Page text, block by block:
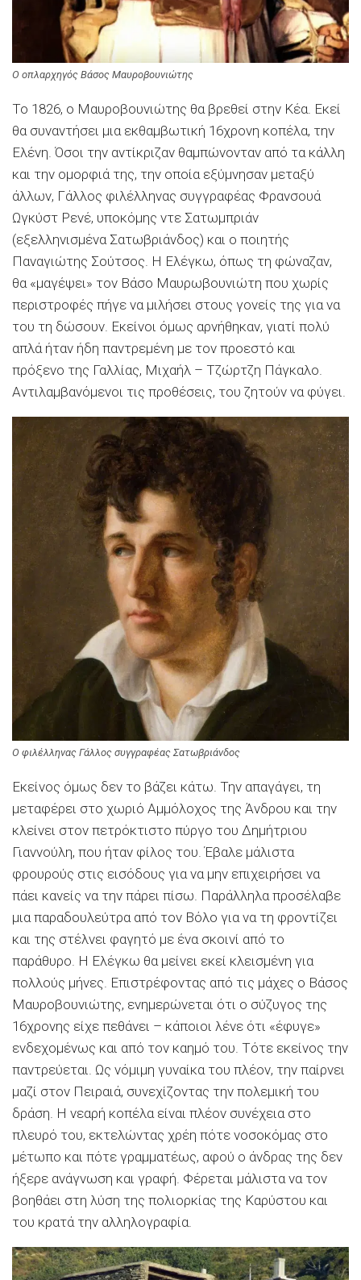
Ο οπλαρχηγός Βάσος Μαυροβουνιώτης
Το 1826, ο Μαυροβουνιώτης θα βρεθεί στην Κέα. Εκεί
θα συναντήσει μια εκθαμβωτική 16χρονη κοπέλα, την
Ελένη. Όσοι την αντίκριζαν θαμπώνονταν από τα κάλλη
και την ομορφιά της, την οποία εξύμνησαν μεταξύ
άλλων, Γάλλος φιλέλληνας συγγραφέας Φρανσουά
Ωγκύστ Ρενέ, υποκόμης ντε Σατωμπριάν
(εξελληνισμένα Σατωβριάνδος) και ο ποιητής
Παναγιώτης Σούτσος. Η Ελέγκω, όπως τη φώναζαν,
θα «μαγέψει» τον Βάσο Μαυρωβουνιώτη που χωρίς
περιστροφές πήγε να μιλήσει στους γονείς της για να
του τη δώσουν. Εκείνοι όμως αρνήθηκαν, γιατί πολύ
απλά ήταν ήδη παντρεμένη με τον προεστό και
πρόξενο της Γαλλίας, Μιχαήλ – Τζώρτζη Πάγκαλο.
Αντιλαμβανόμενοι τις προθέσεις, του ζητούν να φύγει.
Ο φιλέλληνας Γάλλος συγγραφέας Σατωβριάνδος
Εκείνος όμως δεν το βάζει κάτω. Την απαγάγει, τη
μεταφέρει στο χωριό Αμμόλοχος της Άνδρου και την
κλείνει στον πετρόκτιστο πύργο του Δημήτριου
Γιαννούλη, που ήταν φίλος του. Έβαλε μάλιστα
φρουρούς στις εισόδους για να μην επιχειρήσει να
πάει κανείς να την πάρει πίσω. Παράλληλα προσέλαβε
μια παραδουλεύτρα από τον Βόλο για να τη φροντίζει
και της στέλνει φαγητό με ένα σκοινί από το
παράθυρο. Η Ελέγκω θα μείνει εκεί κλεισμένη για
πολλούς μήνες. Επιστρέφοντας από τις μάχες ο Βάσος
Μαυροβουνιώτης, ενημερώνεται ότι ο σύζυγος της
16χρονης είχε πεθάνει – κάποιοι λένε ότι «έφυγε»
ενδεχομένως και από τον καημό του. Τότε εκείνος την
παντρεύεται. Ως νόμιμη γυναίκα του πλέον, την παίρνει
μαζί στον Πειραιά, συνεχίζοντας την πολεμική του
δράση. Η νεαρή κοπέλα είναι πλέον συνέχεια στο
πλευρό του, εκτελώντας χρέη πότε νοσοκόμας στο
μέτωπο και πότε γραμματέως, αφού ο άνδρας της δεν
ήξερε ανάγνωση και γραφή. Φέρεται μάλιστα να τον
βοηθάει στη λύση της πολιορκίας της Καρύστου και
του κρατά την αλληλογραφία.